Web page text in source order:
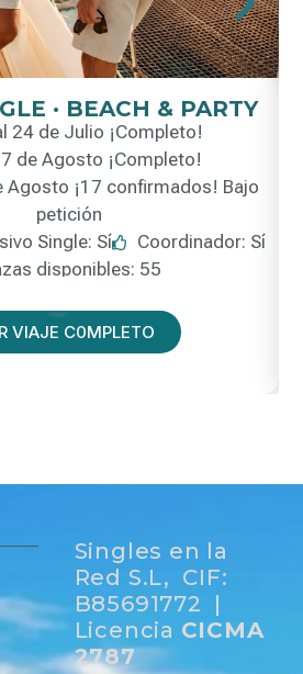
· BEACH & PARTY
24 de Julio ¡Completo!
de Agosto ¡Completo!
Agosto ¡17 confirmados! Bajo
petición
Single: Sí
Coordinador: Sí
disponibles: 55
VIAJE C0MPLETO
Singles en la
Red S.L, CIF:
B85691772 |
Licencia CICMA
2787